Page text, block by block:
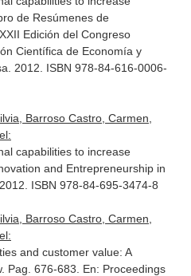
de Resúmenes de
Edición del Congreso
Científica de Economía y
. 2012. ISBN 978-84-616-0006-
Barroso Castro, Carmen,
capabilities to increase
and Entrepreneurship in
ISBN 978-84-695-3474-8
Barroso Castro, Carmen,
and customer value: A
Pag. 676-683. En: Proceedings